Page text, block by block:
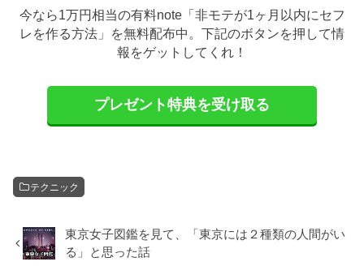
今なら1万円相当の有料note「非モテが1ヶ月以内にセフ
レを作る方法」を無料配布中。下記のボタンを押して情
報をゲットしてくれ！
プレゼント特典を受け取る
テクニック
東京女子図鑑を見て、「東京には２種類の人間がい
る」と思った話